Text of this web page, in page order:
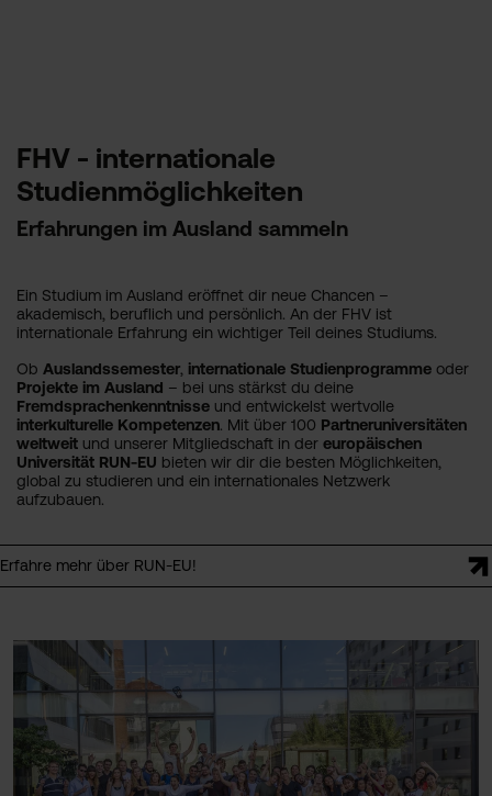
FHV - internationale
Studienmöglichkeiten
Erfahrungen im Ausland sammeln
Ein Studium im Ausland eröffnet dir neue Chancen –
akademisch, beruflich und persönlich. An der FHV ist
internationale Erfahrung ein wichtiger Teil deines Studiums.
Ob Auslandssemester, internationale Studienprogramme oder
Projekte im Ausland – bei uns stärkst du deine
Fremdsprachenkenntnisse und entwickelst wertvolle
interkulturelle Kompetenzen. Mit über 100 Partneruniversitäten
weltweit und unserer Mitgliedschaft in der europäischen
Universität RUN-EU bieten wir dir die besten Möglichkeiten,
global zu studieren und ein internationales Netzwerk
aufzubauen.
Erfahre mehr über RUN-EU!